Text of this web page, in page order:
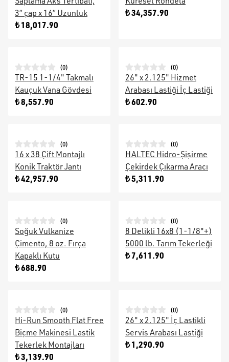
3” çap x 16” Uzunluk
₺ 18,017.90
₺ 34,357.90
(0)
TR-15 1-1/4" Takmalı
Kauçuk Vana Gövdesi
₺ 8,557.90
(0)
26" x 2.125" Hizmet
Arabası Lastiği İç Lastiği
₺ 602.90
(0)
16 x 38 Çift Montajlı
Konik Traktör Jantı
₺ 42,957.90
(0)
HALTEC Hidro-Şişirme
Çekirdek Çıkarma Aracı
₺ 5,311.90
(0)
Soğuk Vulkanize
Çimento, 8 oz. Fırça
Kapaklı Kutu
₺ 688.90
(0)
8 Delikli 16x8 (1-1/8"+)
5000 lb. Tarım Tekerleği
₺ 7,611.90
(0)
Hi-Run Smooth Flat Free
Biçme Makinesi Lastik
Tekerlek Montajları
₺ 3,139.90
(0)
26" x 2.125" İç Lastikli
Servis Arabası Lastiği
₺ 1,290.90